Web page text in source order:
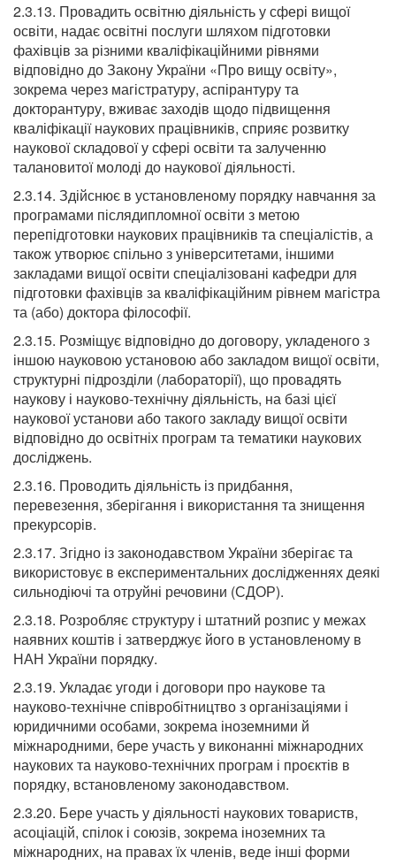
2.3.13. Провадить освітню діяльність у сфері вищої
освіти, надає освітні послуги шляхом підготовки
фахівців за різними кваліфікаційними рівнями
відповідно до Закону України «Про вищу освіту»,
зокрема через магістратуру, аспірантуру та
докторантуру, вживає заходів щодо підвищення
кваліфікації наукових працівників, сприяє розвитку
наукової складової у сфері освіти та залученню
талановитої молоді до наукової діяльності.
2.3.14. Здійснює в установленому порядку навчання за
програмами післядипломної освіти з метою
перепідготовки наукових працівників та спеціалістів, а
також утворює спільно з університетами, іншими
закладами вищої освіти спеціалізовані кафедри для
підготовки фахівців за кваліфікаційним рівнем магістра
та (або) доктора філософії.
2.3.15. Розміщує відповідно до договору, укладеного з
іншою науковою установою або закладом вищої освіти,
структурні підрозділи (лабораторії), що провадять
наукову і науково-технічну діяльність, на базі цієї
наукової установи або такого закладу вищої освіти
відповідно до освітніх програм та тематики наукових
досліджень.
2.3.16. Проводить діяльність із придбання,
перевезення, зберігання і використання та знищення
прекурсорів.
2.3.17. Згідно із законодавством України зберігає та
використовує в експериментальних дослідженнях деякі
сильнодіючі та отруйні речовини (СДОР).
2.3.18. Розробляє структуру і штатний розпис у межах
наявних коштів і затверджує його в установленому в
НАН України порядку.
2.3.19. Укладає угоди і договори про наукове та
науково-технічне співробітництво з організаціями і
юридичними особами, зокрема іноземними й
міжнародними, бере участь у виконанні міжнародних
наукових та науково-технічних програм і проєктів в
порядку, встановленому законодавством.
2.3.20. Бере участь у діяльності наукових товариств,
асоціацій, спілок і союзів, зокрема іноземних та
міжнародних, на правах їх членів, веде інші форми